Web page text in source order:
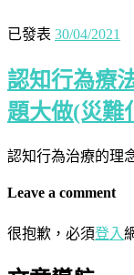
已發表 30/04/2021
認知行為療
題大做(災難
認知行為治療的理
Leave a comment
很抱歉，必須登入